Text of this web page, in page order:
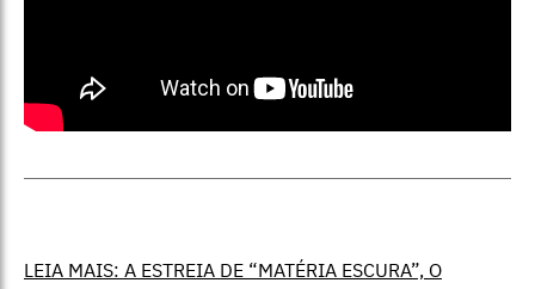
LEIA MAIS: A ESTREIA DE “MATÉRIA ESCURA”, O